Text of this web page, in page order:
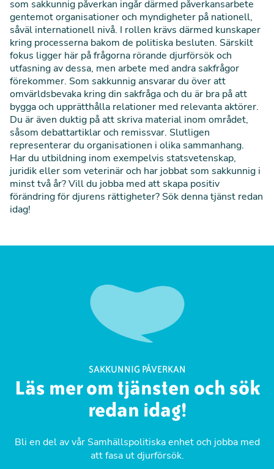
som sakkunnig påverkan ingår därmed påverkansarbete
gentemot organisationer och myndigheter på nationell,
såväl internationell nivå. I rollen krävs därmed kunskaper
kring processerna bakom de politiska besluten. Särskilt
fokus ligger här på frågorna rörande djurförsök och
utfasning av dessa, men arbete med andra sakfrågor
förekommer. Som sakkunnig ansvarar du över att
omvärldsbevaka kring din sakfråga och du är bra på att
bygga och upprätthålla relationer med relevanta aktörer.
Du är även duktig på att skriva material inom området,
såsom debattartiklar och remissvar. Slutligen
representerar du organisationen i olika sammanhang.
Har du utbildning inom exempelvis statsvetenskap,
juridik eller som veterinär och har jobbat som sakkunnig i
minst två år? Vill du jobba med att skapa positiv
förändring för djurens rättigheter? Sök denna tjänst redan
idag!
SAKKUNNIG PÅVERKAN
Läs mer om tjänsten och sök
redan idag!
Bli en del av vår Samhällspolitiska enhet och jobba med
att fasa ut djurförsök.